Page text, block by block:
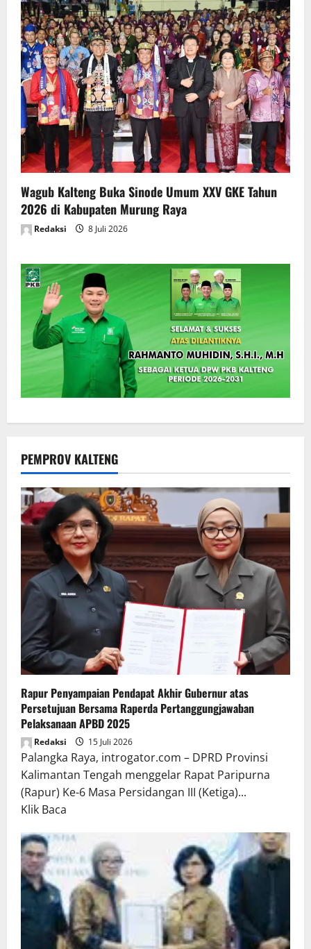
Wagub Kalteng Buka Sinode Umum XXV GKE Tahun
2026 di Kabupaten Murung Raya
Redaksi 8 Juli 2026
PEMPROV KALTENG
Rapur Penyampaian Pendapat Akhir Gubernur atas
Persetujuan Bersama Raperda Pertanggungjawaban
Pelaksanaan APBD 2025
Redaksi 15 Juli 2026
Palangka Raya, introgator.com – DPRD Provinsi
Kalimantan Tengah menggelar Rapat Paripurna
(Rapur) Ke-6 Masa Persidangan III (Ketiga)...
Klik Baca
about
Rapur
Penyampaian
Pendapat
Akhir
Gubernur